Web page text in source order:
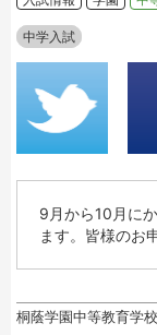
中学入試
9月から10月に
ます。皆様のお
桐蔭学園中等教育学